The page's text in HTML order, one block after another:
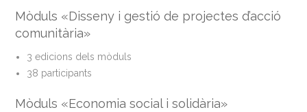
Mòduls «Disseny i gestió de projectes d’acció
comunitària»
3 edicions dels mòduls
38 participants
Mòduls «Economia social i solidària»